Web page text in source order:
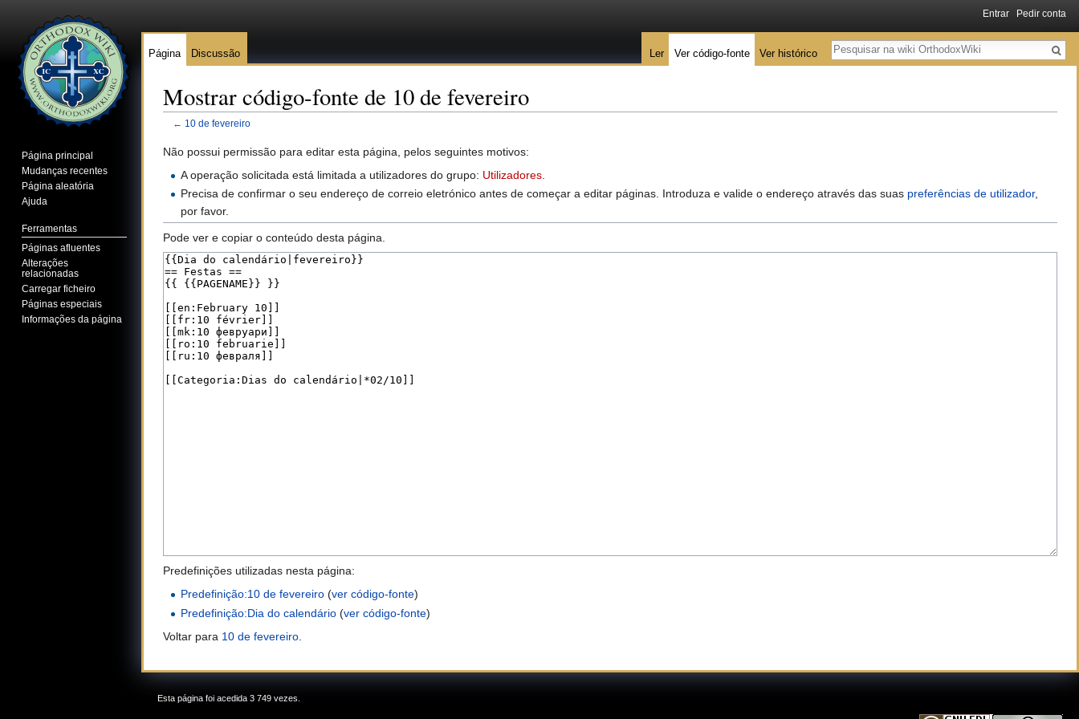
Mostrar código-fonte de 10 de fevereiro
← 10 de fevereiro
Não possui permissão para editar esta página, pelos seguintes motivos:
A operação solicitada está limitada a utilizadores do grupo: Utilizadores
Precisa de confirmar o seu endereço de correio eletrónico antes de começar a editar páginas. Introduza e valide o endereço através das suas preferências de utilizador,
por favor.
Pode ver e copiar o conteúdo desta página.
Predefinições utilizadas nesta página:
Predefinição:10 de fevereiro (ver código-fonte)
Predefinição:Dia do calendário (ver código-fonte)
Voltar para 10 de fevereiro
Entrar Pedir conta
Página Discussão Ler Ver código-fonte Ver histórico
Pesquisa
Página principal
Mudanças recentes
Página aleatória
Ajuda
Ferramentas
Páginas afluentes
Alterações
relacionadas
Carregar ficheiro
Páginas especiais
Informações da página
Esta página foi acedida 3 749 vezes.